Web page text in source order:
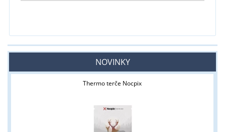
NOVINKY
Thermo terče Nocpix